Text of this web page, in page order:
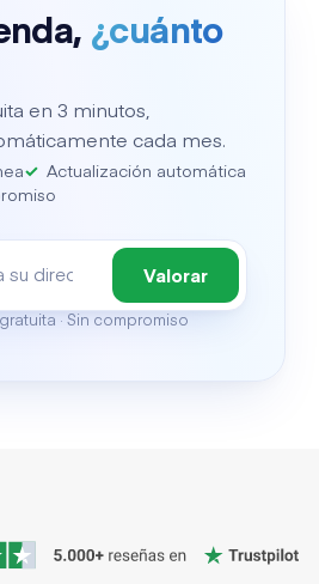
¿cuánto
en 3 minutos,
cada mes.
Actualización automática
Valorar
· Sin compromiso